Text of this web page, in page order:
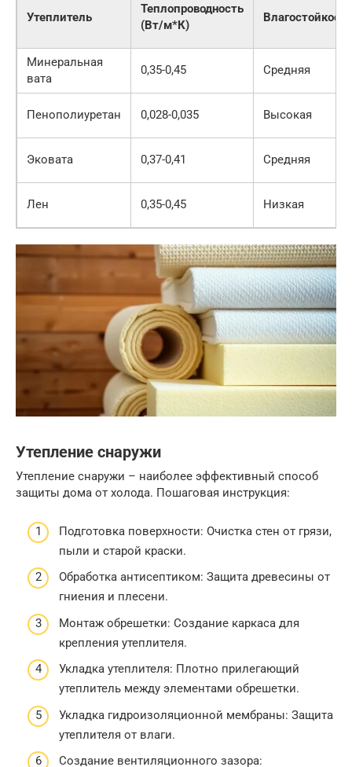
Утеплитель
Теплопроводность
(Вт/м*К)
Влагостойкость
Минеральная
вата
0,35-0,45 Средняя
Пенополиуретан 0,028-0,035 Высокая
Эковата 0,37-0,41 Средняя
Лен 0,35-0,45 Низкая
Утепление снаружи
Утепление снаружи – наиболее эффективный способ
защиты дома от холода. Пошаговая инструкция:
Подготовка поверхности: Очистка стен от грязи,
пыли и старой краски.
Обработка антисептиком: Защита древесины от
гниения и плесени.
Монтаж обрешетки: Создание каркаса для
крепления утеплителя.
Укладка утеплителя: Плотно прилегающий
утеплитель между элементами обрешетки.
Укладка гидроизоляционной мембраны: Защита
утеплителя от влаги.
Создание вентиляционного зазора: